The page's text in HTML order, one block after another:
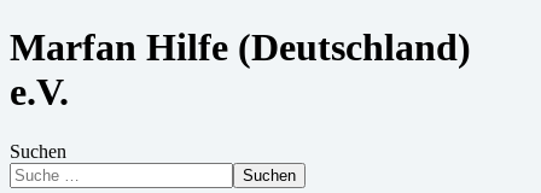
Marfan Hilfe (Deutschland)
e.V.
Suchen
Suchen